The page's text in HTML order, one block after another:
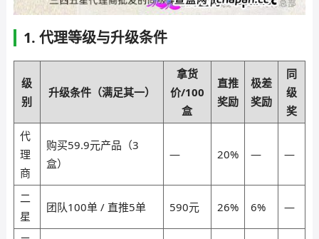
1. 代理等级与升级条件
级
别
升级条件（满足其一）
拿货
价/100
盒
直推
奖励
极差
奖励
同
级
奖
代
理
商
购买59.9元产品（3
盒）
— 20% — —
二
星
团队100单 / 直推5单 590元 26% 6% —